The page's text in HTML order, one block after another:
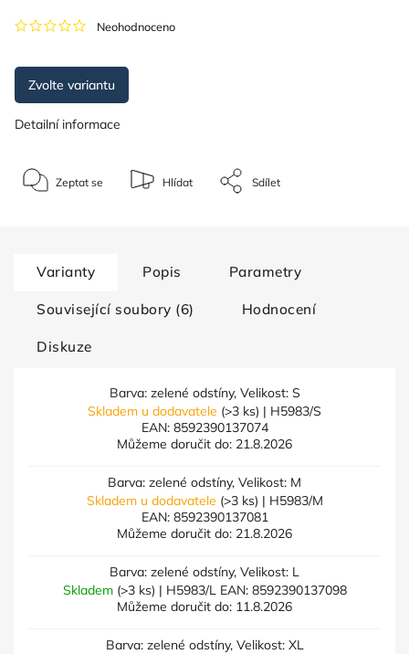
Neohodnoceno
Zvolte variantu
Detailní informace
Zeptat se Hlídat Sdílet
Varianty Popis Parametry
Související soubory (6) Hodnocení
Diskuze
Barva: zelené odstíny, Velikost: S
Skladem u dodavatele (>3 ks) | H5983/S
EAN: 8592390137074
Můžeme doručit do: 21.8.2026
Barva: zelené odstíny, Velikost: M
Skladem u dodavatele (>3 ks) | H5983/M
EAN: 8592390137081
Můžeme doručit do: 21.8.2026
Barva: zelené odstíny, Velikost: L
Skladem (>3 ks) | H5983/L EAN: 8592390137098
Můžeme doručit do: 11.8.2026
Barva: zelené odstíny, Velikost: XL